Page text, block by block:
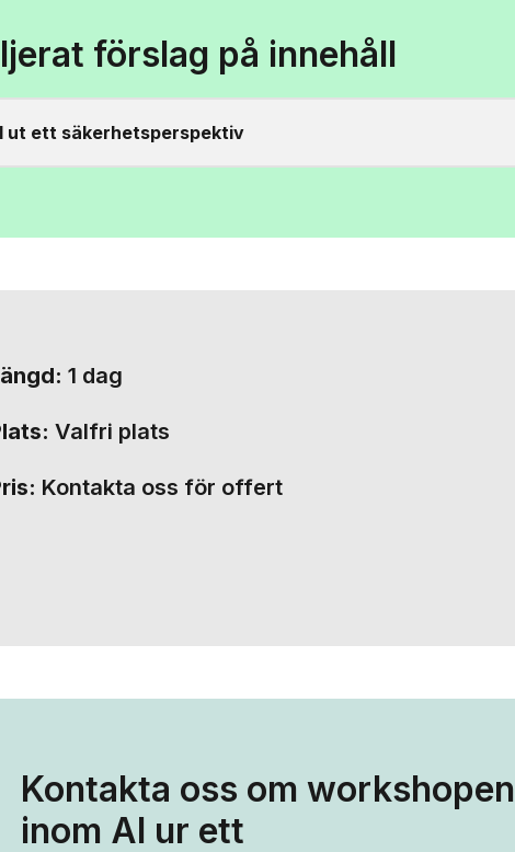
förslag på innehåll
ut ett säkerhetsperspektiv
1 dag
Valfri plats
Kontakta oss för offert
Kontakta oss om workshopen
inom AI ur ett